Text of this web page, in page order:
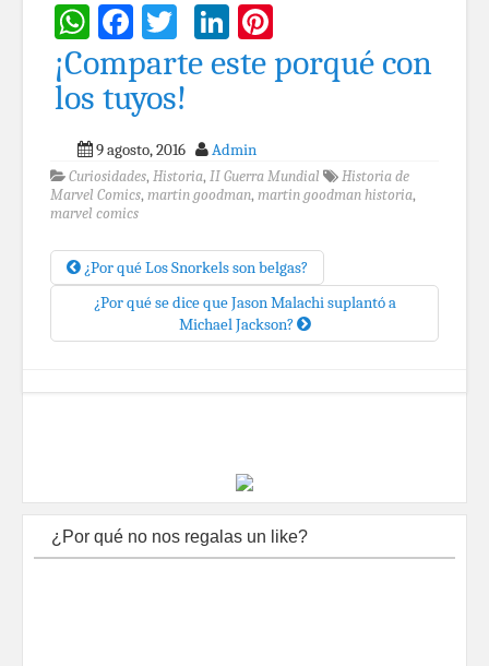
WhatsApp
Facebook
TwitterLinkedIn
¡Comparte este porqué con
los tuyos!
9 agosto, 2016 Admin
Curiosidades, Historia, II Guerra Mundial
Historia de
Marvel Comics, martin goodman, martin goodman historia,
marvel comics
¿Por qué Los Snorkels son belgas?
¿Por qué se dice que Jason Malachi suplantó a
Michael Jackson?
¿Por qué no nos regalas un like?